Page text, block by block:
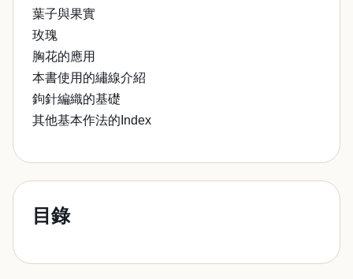
葉子與果實
玫瑰
胸花的應用
本書使用的繡線介紹
鉤針編織的基礎
其他基本作法的Index
目錄